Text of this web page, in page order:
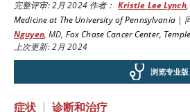
完整评审:2月 2024作者： Kristle Lee Lynch
Medicine at The University of Pennsylvania|
Nguyen,MD, Fox Chase Cancer Center,
上次更新: 2月 2024
浏览专业版
症状 | 诊断和治疗